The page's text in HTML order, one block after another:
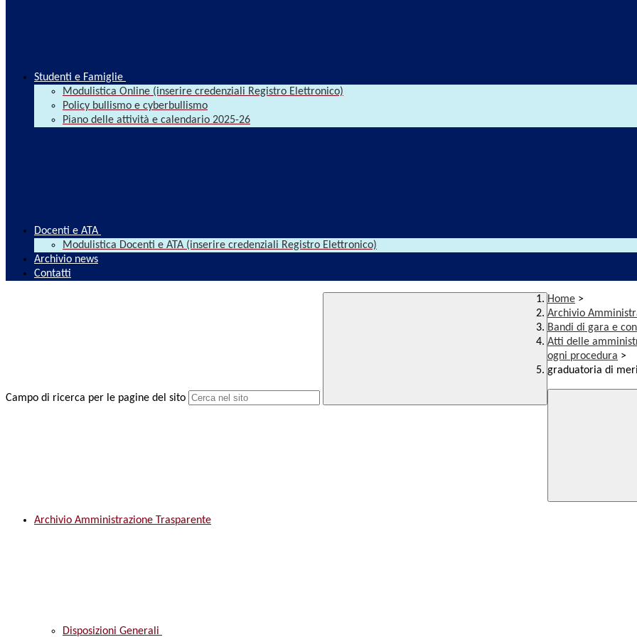
Studenti e Famiglie
Modulistica Online (inserire credenziali Registro Elettronico)
Policy bullismo e cyberbullismo
Piano delle attività e calendario 2025-26
Docenti e ATA
Modulistica Docenti e ATA (inserire credenziali Registro Elettronico)
Archivio news
Contatti
Campo di ricerca per le pagine del sito
Home >
Archivio
Bandi di gara e
Atti delle
ogni procedura >
graduatoria di
Archivio Amministrazione Trasparente
Disposizioni Generali